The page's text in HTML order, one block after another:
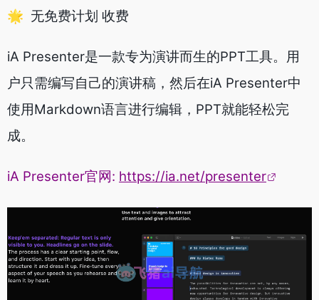
🌟 无免费计划 收费
iA Presenter是一款专为演讲而生的PPT工具。用
户只需编写自己的演讲稿，然后在iA Presenter中
使用Markdown语言进行编辑，PPT就能轻松完
成。
iA Presenter官网: https://ia.net/presenter